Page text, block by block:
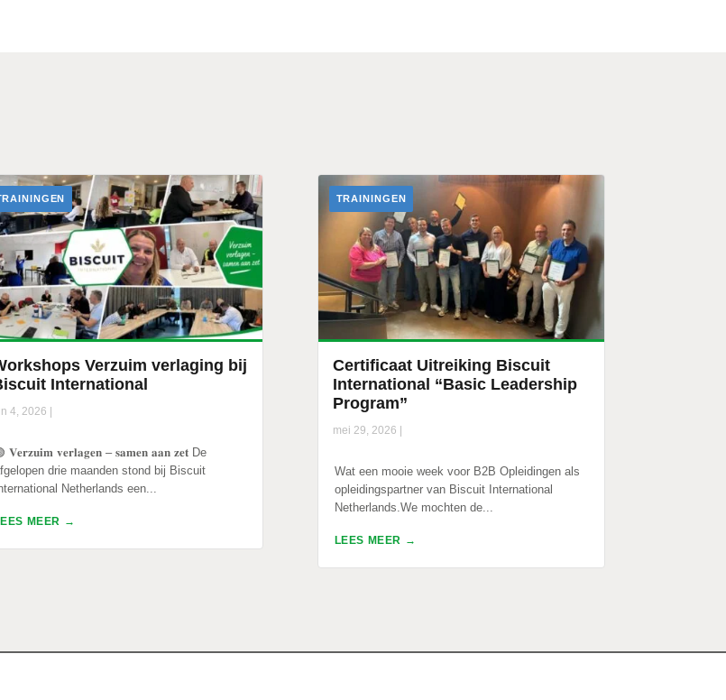
Verzuim verlaging bij
International
4, 2026
𝐕𝐞𝐫𝐳𝐮𝐢𝐦 𝐯𝐞𝐫𝐥𝐚𝐠𝐞𝐧 – 𝐬𝐚𝐦𝐞𝐧 𝐚𝐚𝐧 𝐳𝐞𝐭 De
drie maanden stond bij Biscuit
Netherlands een...
MEER
Certificaat Uitreiking Biscuit
International “Basic Leadership
Program”
mei 29, 2026
TRAININGEN
Wat een mooie week voor B2B Opleidingen als
opleidingspartner van Biscuit International
Netherlands.We mochten de...
LEES MEER